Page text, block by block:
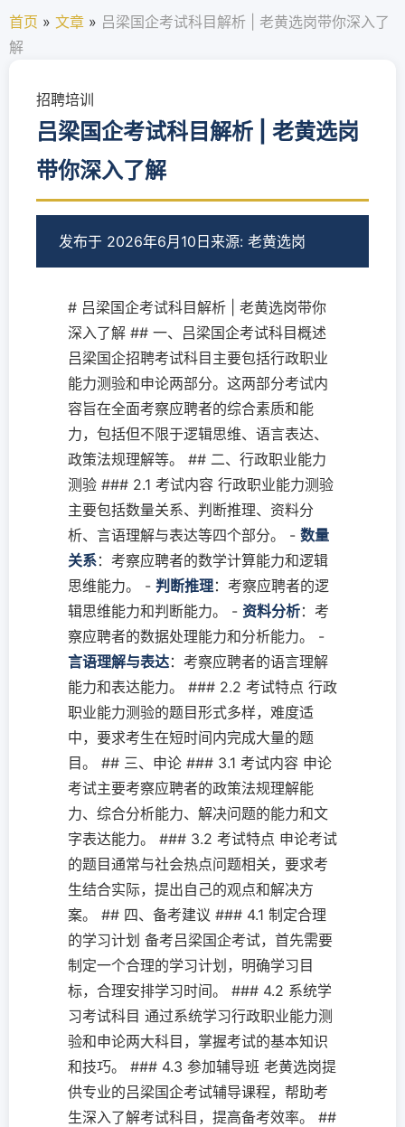
首页 » 文章 » 吕梁国企考试科目解析 | 老黄选岗带你深入了
解
招聘培训
吕梁国企考试科目解析 | 老黄选岗
带你深入了解
发布于 2026年6月10日 来源: 老黄选岗
# 吕梁国企考试科目解析 | 老黄选岗带你
深入了解 ## 一、吕梁国企考试科目概述
吕梁国企招聘考试科目主要包括行政职业
能力测验和申论两部分。这两部分考试内
容旨在全面考察应聘者的综合素质和能
力，包括但不限于逻辑思维、语言表达、
政策法规理解等。 ## 二、行政职业能力
测验 ### 2.1 考试内容 行政职业能力测验
主要包括数量关系、判断推理、资料分
析、言语理解与表达等四个部分。 - 数量
关系：考察应聘者的数学计算能力和逻辑
思维能力。 - 判断推理：考察应聘者的逻
辑思维能力和判断能力。 - 资料分析：考
察应聘者的数据处理能力和分析能力。 -
言语理解与表达：考察应聘者的语言理解
能力和表达能力。 ### 2.2 考试特点 行政
职业能力测验的题目形式多样，难度适
中，要求考生在短时间内完成大量的题
目。 ## 三、申论 ### 3.1 考试内容 申论
考试主要考察应聘者的政策法规理解能
力、综合分析能力、解决问题的能力和文
字表达能力。 ### 3.2 考试特点 申论考试
的题目通常与社会热点问题相关，要求考
生结合实际，提出自己的观点和解决方
案。 ## 四、备考建议 ### 4.1 制定合理
的学习计划 备考吕梁国企考试，首先需要
制定一个合理的学习计划，明确学习目
标，合理安排学习时间。 ### 4.2 系统学
习考试科目 通过系统学习行政职业能力测
验和申论两大科目，掌握考试的基本知识
和技巧。 ### 4.3 参加辅导班 老黄选岗提
供专业的吕梁国企考试辅导课程，帮助考
生深入了解考试科目，提高备考效率。 ##